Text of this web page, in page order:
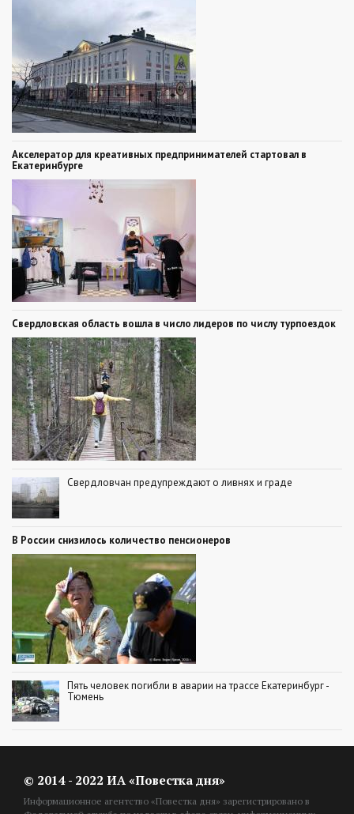
Акселератор для креативных предпринимателей стартовал в
Екатеринбурге
Свердловская область вошла в число лидеров по числу турпоездок
Свердловчан предупреждают о ливнях и граде
В России снизилось количество пенсионеров
Пять человек погибли в аварии на трассе Екатеринбург -
Тюмень
© 2014 - 2022 ИА «Повестка дня»
Информационное агентство «Повестка дня» зарегистрировано в